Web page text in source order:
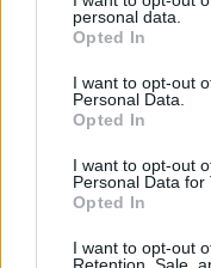
personal data.
Opted In
I want to opt-out
Personal Data.
Opted In
I want to opt-out
Personal Data for
Opted In
I want to opt-out